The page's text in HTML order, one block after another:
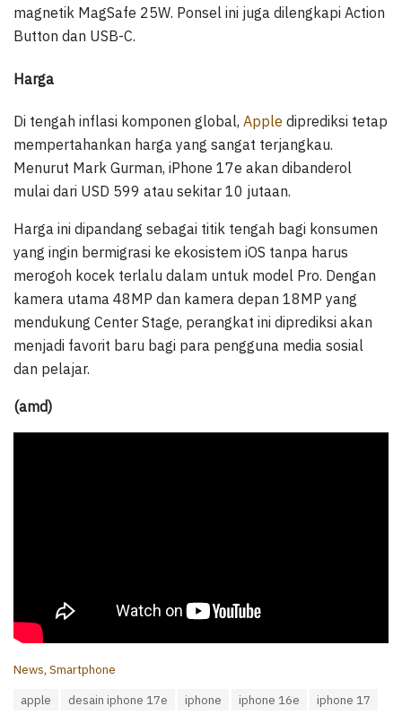
magnetik MagSafe 25W. Ponsel ini juga dilengkapi Action
Button dan USB-C.
Harga
Di tengah inflasi komponen global, Apple diprediksi tetap
mempertahankan harga yang sangat terjangkau.
Menurut Mark Gurman, iPhone 17e akan dibanderol
mulai dari USD 599 atau sekitar 10 jutaan.
Harga ini dipandang sebagai titik tengah bagi konsumen
yang ingin bermigrasi ke ekosistem iOS tanpa harus
merogoh kocek terlalu dalam untuk model Pro. Dengan
kamera utama 48MP dan kamera depan 18MP yang
mendukung Center Stage, perangkat ini diprediksi akan
menjadi favorit baru bagi para pengguna media sosial
dan pelajar.
(amd)
C
News, Smartphone
apple desain iphone 17e iphone iphone 16e
iphone 17